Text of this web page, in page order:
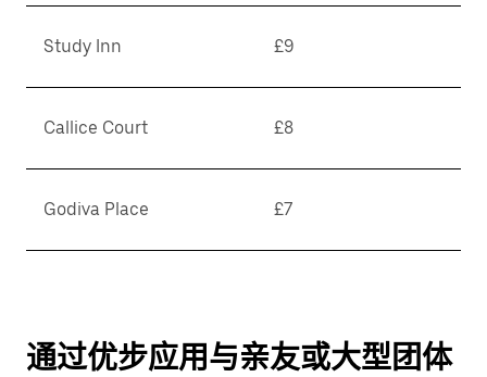
Study Inn £9
Callice Court £8
Godiva Place £7
通过优步应用与亲友或大型团体